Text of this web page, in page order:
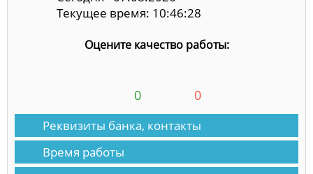
Текущее время: 10:46:28
Оцените качество работы:
0 0
Реквизиты банка, контакты
Время работы